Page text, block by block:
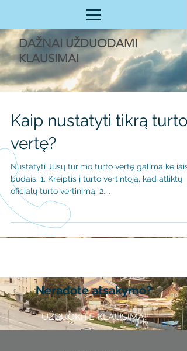
DAŽNAI UŽDUODAMI
KLAUSIMAI
Kaip nustatyti tikrą turto
vertę?
Nustatyti Jūsų turimo turto vertę galima keliais
būdais. 1. Kreiptis į turto vertintoją, kad atliktų
oficialų turto vertinimą. 2....
Neradote atsakymo?
UŽDUOKITE KLAUSIMĄ!